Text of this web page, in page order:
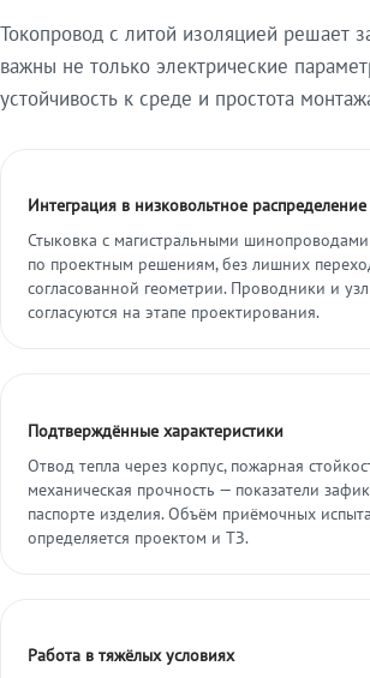
Токопровод с литой изоляцией решает
важны не только электрические
устойчивость к среде и простота
Интеграция в низковольтное распределение
Стыковка с магистральными
по проектным решениям, без лишних
согласованной геометрии. Проводники и
согласуются на этапе проектирования.
Подтверждённые характеристики
Отвод тепла через корпус, пожарная
механическая прочность — показатели
паспорте изделия. Объём приёмочных
определяется проектом и ТЗ.
Работа в тяжёлых условиях